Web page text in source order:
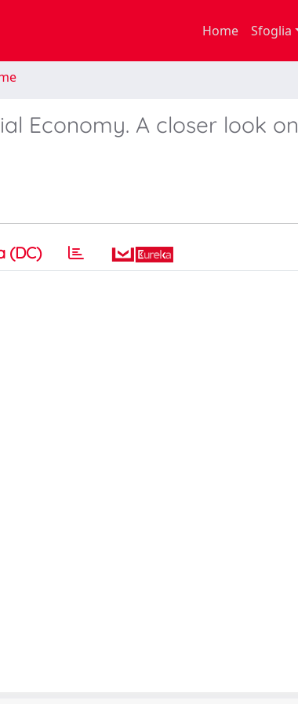
Home Sfoglia
Economy. A closer look on
(DC)